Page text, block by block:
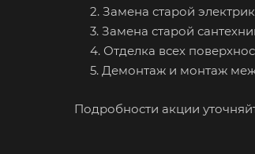
2. Замена старой
3. Замена старой
4. Отделка всех
5. Демонтаж и монтаж
Подробности акции